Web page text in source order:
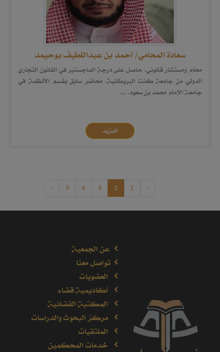
سعادة المحامي/ أحمد بن عبداللطيف بوحيمد
محام ومستشار قانوني. حاصل على درجة الماجستير في القانون التجاري
الدولي من جامعة كنت البريطانية. محاضر سابق بقسم الأنظمة في
جامعة الإمام محمد بن سعود. ...
المزيد
‹
1
2
3
4
5
›
عن الجمعية
تواصل معنا
العضويات
أكاديمية قضاء
المكتبة القضائية
مركز البحوث والدراسات
الملتقيات
خدمات المحكمين